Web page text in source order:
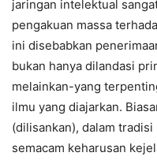
jaringan intelektual
pengakuan massa
ini disebabkan
bukan hanya dilandasi
melainkan-yang
ilmu yang diajarkan.
(dilisankan), dalam
semacam keharusan